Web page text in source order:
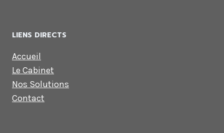
LIENS DIRECTS
Accueil
Le Cabinet
Nos Solutions
Contact